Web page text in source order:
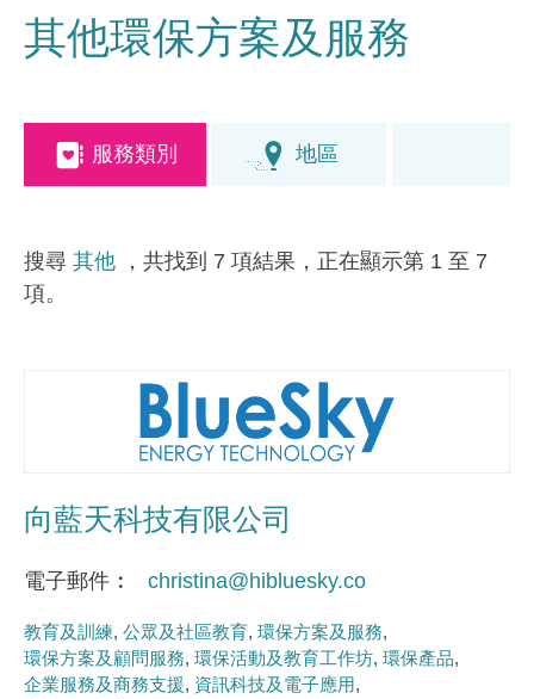
其他環保方案及服務
服務類別 地區
搜尋 其他
，共找到 7 項結果，正在顯示第 1 至 7
項。
向藍天科技有限公司
電子郵件 christina@hibluesky.co
教育及訓練 公眾及社區教育 環保方案及服務
環保方案及顧問服務 環保活動及教育工作坊 環保產品
企業服務及商務支援 資訊科技及電子應用